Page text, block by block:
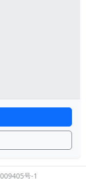
号-1